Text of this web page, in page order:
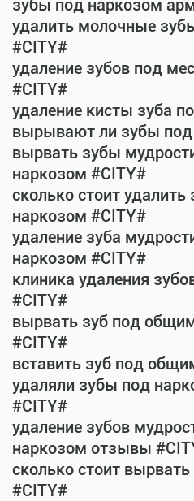
зубы под наркозом
удалить молочные
#CITY#
удаление зубов под
#CITY#
удаление кисты зуба
вырывают ли зубы
вырвать зубы
наркозом #CITY#
сколько стоит
наркозом #CITY#
удаление зуба
наркозом #CITY#
клиника удаления
#CITY#
вырвать зуб под
#CITY#
вставить зуб под
удаляли зубы под
#CITY#
удаление зубов
наркозом отзывы
сколько стоит
#CITY#